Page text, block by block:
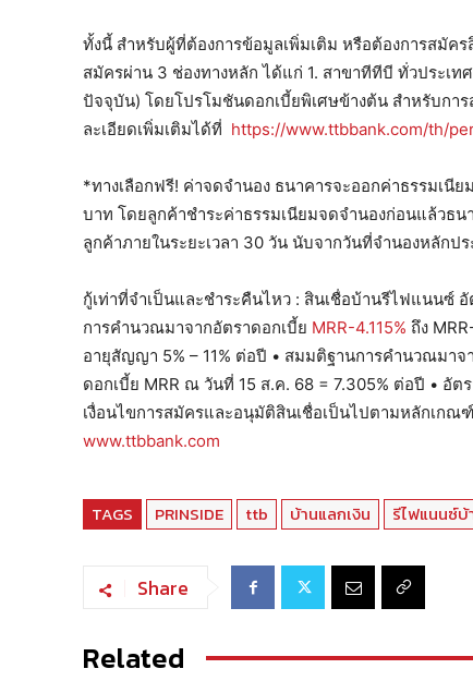
ทั้งนี้ สำหรับผู้ที่ต้องการข้อมูลเพิ่มเติม หรือต้องการสมัค
สมัครผ่าน 3 ช่องทางหลัก ได้แก่ 1. สาขาทีทีบี ทั่วประเ
ปัจจุบัน) โดยโปรโมชันดอกเบี้ยพิเศษข้างต้น สำหรับกา
ละเอียดเพิ่มเติมได้ที่ https://www.ttbbank.com/th/
*ทางเลือกฟรี! ค่าจดจำนอง ธนาคารจะออกค่าธรรมเนี
บาท โดยลูกค้าชำระค่าธรรมเนียมจดจำนองก่อนแล้วธ
ลูกค้าภายในระยะเวลา 30 วัน นับจากวันที่จำนองหลักป
กู้เท่าที่จำเป็นและชำระคืนไหว : สินเชื่อบ้านรีไฟแนนซ์
การคำนวณมาจากอัตราดอกเบี้ย MRR-4.115% ถึง
อายุสัญญา 5% – 11% ต่อปี • สมมติฐานการคำนวณมาจ
ดอกเบี้ย MRR ณ วันที่ 15 ส.ค. 68 = 7.305% ต่อปี • อั
เงื่อนไขการสมัครและอนุมัติสินเชื่อเป็นไปตามหลักเก
www.ttbbank.com
TAGS PRINSIDE ttb บ้านแลกเงิน รีไฟแนนซ์บ้
Share
Related